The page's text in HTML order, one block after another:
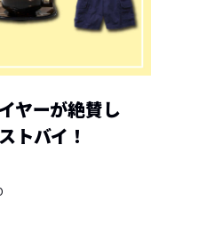
ヤーが絶賛し
トバイ！